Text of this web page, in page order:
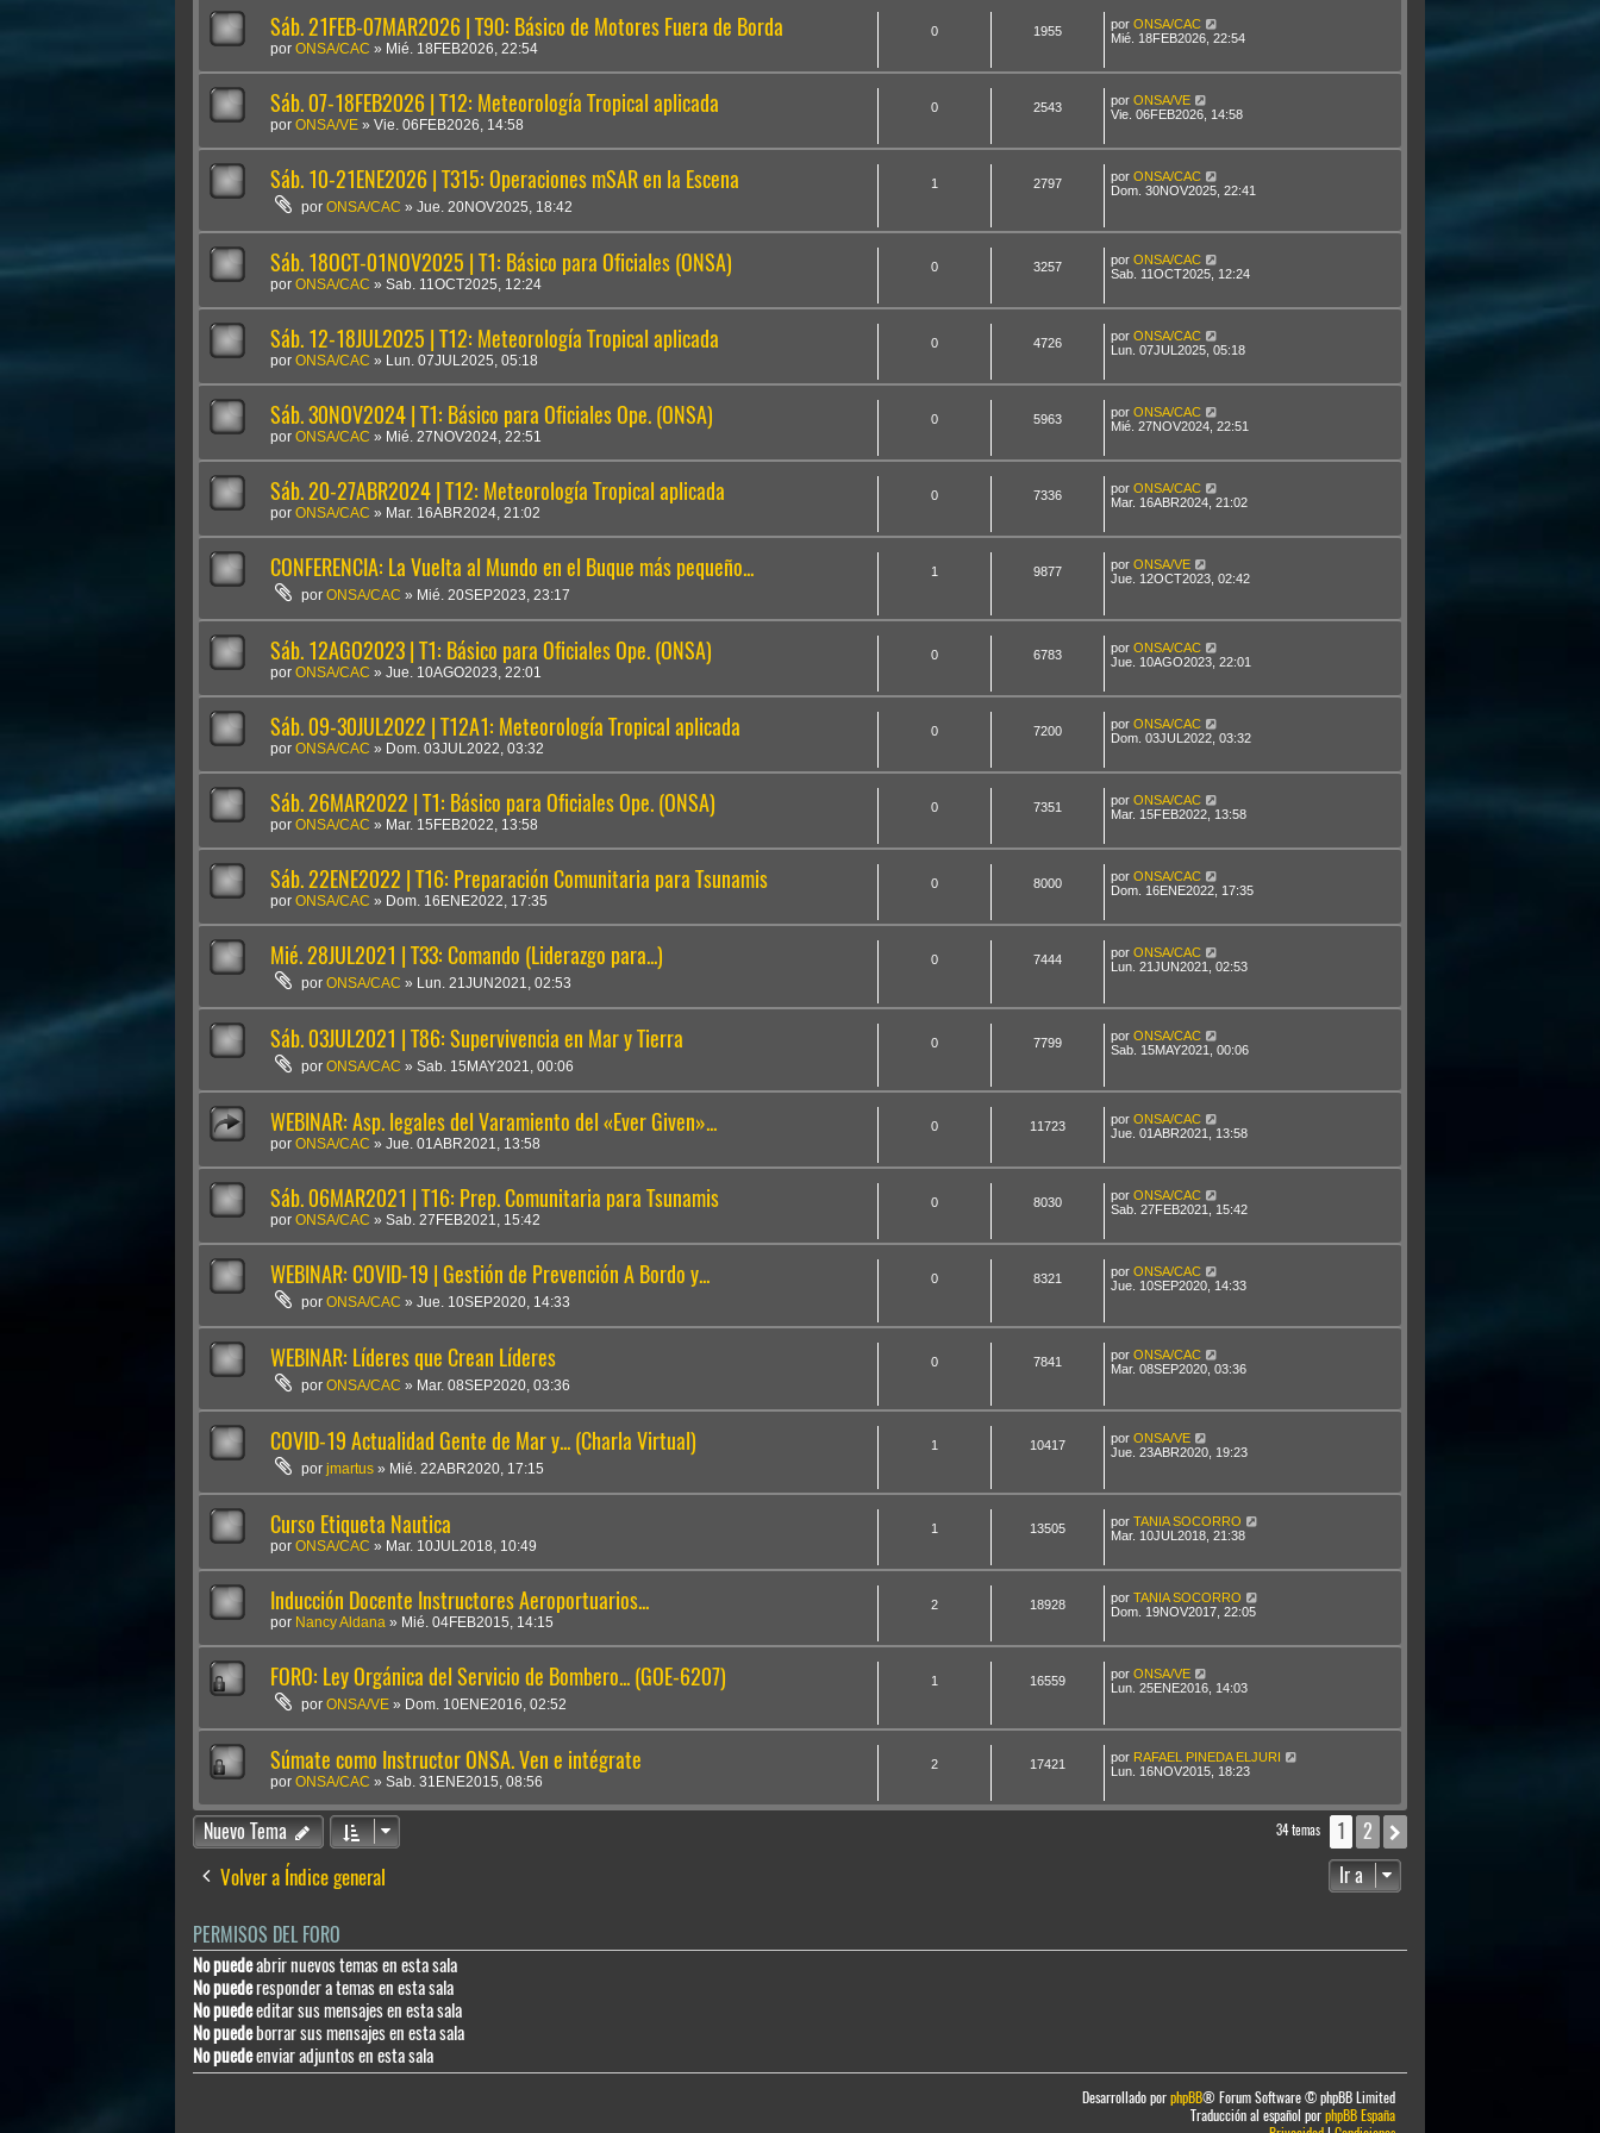
Sáb. 21FEB-07MAR2026 | T90: Básico de Motores Fuera de Borda
por ONSA/CAC » Mié. 18FEB2026, 22:54
0 1955 por ONSA/CAC
Mié. 18FEB2026, 22:54
Sáb. 07-18FEB2026 | T12: Meteorología Tropical aplicada
por ONSA/VE » Vie. 06FEB2026, 14:58
0 2543 por ONSA/VE
Vie. 06FEB2026, 14:58
Sáb. 10-21ENE2026 | T315: Operaciones mSAR en la Escena
porONSA/CAC »Jue. 20NOV2025, 18:42
1 2797 por ONSA/CAC
Dom. 30NOV2025, 22:41
Sáb. 18OCT-01NOV2025 | T1: Básico para Oficiales (ONSA)
por ONSA/CAC » Sab. 11OCT2025, 12:24
0 3257 por ONSA/CAC
Sab. 11OCT2025, 12:24
Sáb. 12-18JUL2025 | T12: Meteorología Tropical aplicada
por ONSA/CAC » Lun. 07JUL2025, 05:18
0 4726 por ONSA/CAC
Lun. 07JUL2025, 05:18
Sáb. 30NOV2024 | T1: Básico para Oficiales Ope. (ONSA)
por ONSA/CAC » Mié. 27NOV2024, 22:51
0 5963 por ONSA/CAC
Mié. 27NOV2024, 22:51
Sáb. 20-27ABR2024 | T12: Meteorología Tropical aplicada
por ONSA/CAC » Mar. 16ABR2024, 21:02
0 7336 por ONSA/CAC
Mar. 16ABR2024, 21:02
CONFERENCIA: La Vuelta al Mundo en el Buque más pequeño...
porONSA/CAC » Mié. 20SEP2023, 23:17
1 9877 por ONSA/VE
Jue. 12OCT2023, 02:42
Sáb. 12AGO2023 | T1: Básico para Oficiales Ope. (ONSA)
por ONSA/CAC » Jue. 10AGO2023, 22:01
0 6783 por ONSA/CAC
Jue. 10AGO2023, 22:01
Sáb. 09-30JUL2022 | T12A1: Meteorología Tropical aplicada
por ONSA/CAC » Dom. 03JUL2022, 03:32
0 7200 por ONSA/CAC
Dom. 03JUL2022, 03:32
Sáb. 26MAR2022 | T1: Básico para Oficiales Ope. (ONSA)
por ONSA/CAC » Mar. 15FEB2022, 13:58
0 7351 por ONSA/CAC
Mar. 15FEB2022, 13:58
Sáb. 22ENE2022 | T16: Preparación Comunitaria para Tsunamis
por ONSA/CAC » Dom. 16ENE2022, 17:35
0 8000 por ONSA/CAC
Dom. 16ENE2022, 17:35
Mié. 28JUL2021 | T33: Comando (Liderazgo para...)
porONSA/CAC » Lun. 21JUN2021, 02:53
0 7444 por ONSA/CAC
Lun. 21JUN2021, 02:53
Sáb. 03JUL2021 | T86: Supervivencia en Mar y Tierra
porONSA/CAC »Sab. 15MAY2021, 00:06
0 7799 por ONSA/CAC
Sab. 15MAY2021, 00:06
WEBINAR: Asp. legales del Varamiento del «Ever Given»...
por ONSA/CAC » Jue. 01ABR2021, 13:58
0 11723 por ONSA/CAC
Jue. 01ABR2021, 13:58
Sáb. 06MAR2021 | T16: Prep. Comunitaria para Tsunamis
por ONSA/CAC » Sab. 27FEB2021, 15:42
0 8030 por ONSA/CAC
Sab. 27FEB2021, 15:42
WEBINAR: COVID-19 | Gestión de Prevención A Bordo y...
porONSA/CAC »Jue. 10SEP2020, 14:33
0 8321 por ONSA/CAC
Jue. 10SEP2020, 14:33
WEBINAR: Líderes que Crean Líderes
porONSA/CAC » Mar. 08SEP2020, 03:36
0 7841 por ONSA/CAC
Mar. 08SEP2020, 03:36
COVID-19 Actualidad Gente de Mar y... (Charla Virtual)
porjmartus » Mié. 22ABR2020, 17:15
1 10417 por ONSA/VE
Jue. 23ABR2020, 19:23
Curso Etiqueta Nautica
por ONSA/CAC » Mar. 10JUL2018, 10:49
1 13505 por TANIA SOCORRO
Mar. 10JUL2018, 21:38
Inducción Docente Instructores Aeroportuarios...
por Nancy Aldana » Mié. 04FEB2015, 14:15
2 18928 por TANIA SOCORRO
Dom. 19NOV2017, 22:05
FORO: Ley Orgánica del Servicio de Bombero... (GOE-6207)
porONSA/VE » Dom. 10ENE2016, 02:52
1 16559 por ONSA/VE
Lun. 25ENE2016, 14:03
Súmate como Instructor ONSA. Ven e intégrate
por ONSA/CAC » Sab. 31ENE2015, 08:56
2 17421 por RAFAEL PINEDA ELJURI
Lun. 16NOV2015, 18:23
Nuevo Tema 34 temas 1 2
Volver a Índice general Ir a
PERMISOS DEL FORO
No puedeabrir nuevos temas en esta sala
No puederesponder a temas en esta sala
No puedeeditar sus mensajes en esta sala
No puedeborrar sus mensajes en esta sala
No puedeenviar adjuntos en esta sala
Desarrollado porphpBB® Forum Software © phpBB Limited
Traducción al español porphpBB España